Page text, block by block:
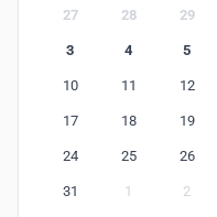
27 28 29
3 4 5
10 11 12
17 18 19
24 25 26
31 1 2